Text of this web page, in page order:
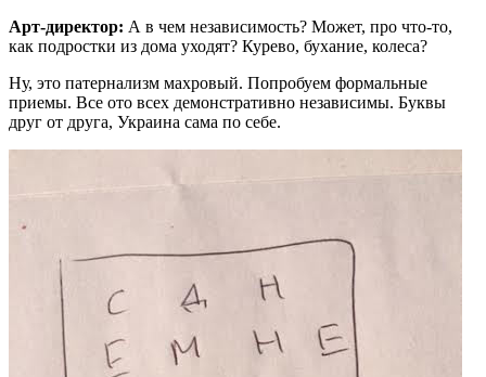
Арт-директор: А в чем независимость? Может, про что-то,
как подростки из дома уходят? Курево, бухание, колеса?
Ну, это патернализм махровый. Попробуем формальные
приемы. Все ото всех демонстративно независимы. Буквы
друг от друга, Украина сама по себе.